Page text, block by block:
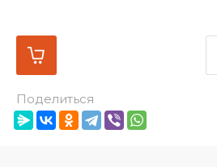
Поделиться